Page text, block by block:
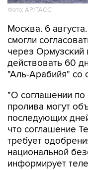
Фото: AP/ТАСС
Москва. 6
смогли
через Ормузский
действовать 60
"Аль-Арабийя" со
"О соглашении
пролива могут
последующих
что соглашение
требует
национальной
информирует